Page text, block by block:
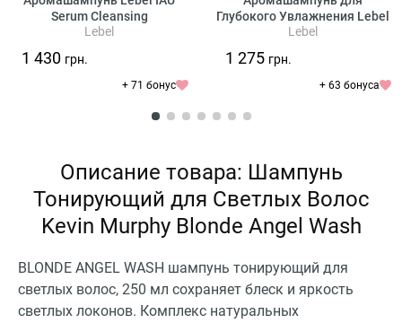
Serum Cleansing
Lebel
1 430 грн.
+ 71 бонус
Глубокого Увлажнения Lebel
IAU Cleansing Relaxment
Lebel
1 275 грн.
+ 63 бонуса
Описание товара: Шампунь
Тонирующий для Светлых Волос
Kevin Murphy Blonde Angel Wash
BLONDE ANGEL WASH шампунь тонирующий для
светлых волос, 250 мл сохраняет блеск и яркость
светлых локонов. Комплекс натуральных